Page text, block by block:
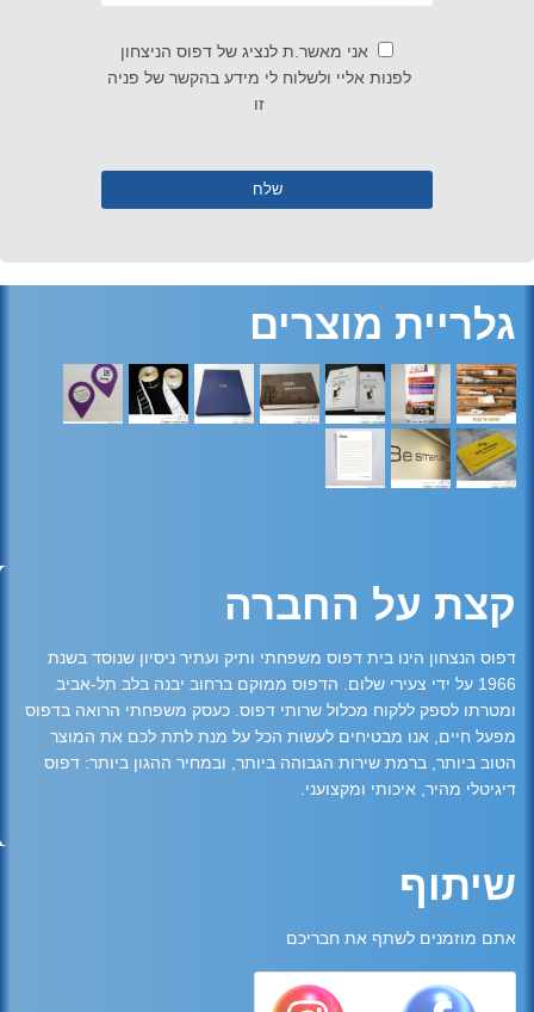
אני מאשר.ת לנציג של דפוס הניצחון
לפנות אליי ולשלוח לי מידע בהקשר של פניה
זו
גלריית מוצרים
קצת על החברה
דפוס הנצחון הינו בית דפוס משפחתי ותיק ועתיר ניסיון שנוסד בשנת
1966 על ידי צעירי שלום. הדפוס ממוקם ברחוב יבנה בלב תל-אביב
ומטרתו לספק ללקוח מכלול שרותי דפוס. כעסק משפחתי הרואה בדפוס
מפעל חיים, אנו מבטיחים לעשות הכל על מנת לתת לכם את המוצר
הטוב ביותר, ברמת שירות הגבוהה ביותר, ובמחיר ההגון ביותר: דפוס
דיגיטלי מהיר, איכותי ומקצועני.
שיתוף
אתם מוזמנים לשתף את חבריכם